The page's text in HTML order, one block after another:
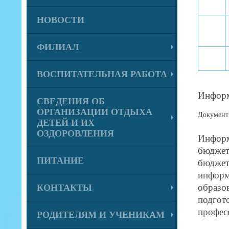
НОВОСТИ
ФИЛИАЛ
ВОСПИТАТЕЛЬНАЯ РАБОТА
СВЕДЕНИЯ ОБ
ОРГАНИЗАЦИИ ОТДЫХА
ДЕТЕЙ И ИХ
ОЗДОРОВЛЕНИЯ
ПИТАНИЕ
КОНТАКТЫ
РОДИТЕЛЯМ И УЧЕНИКАМ
Документ